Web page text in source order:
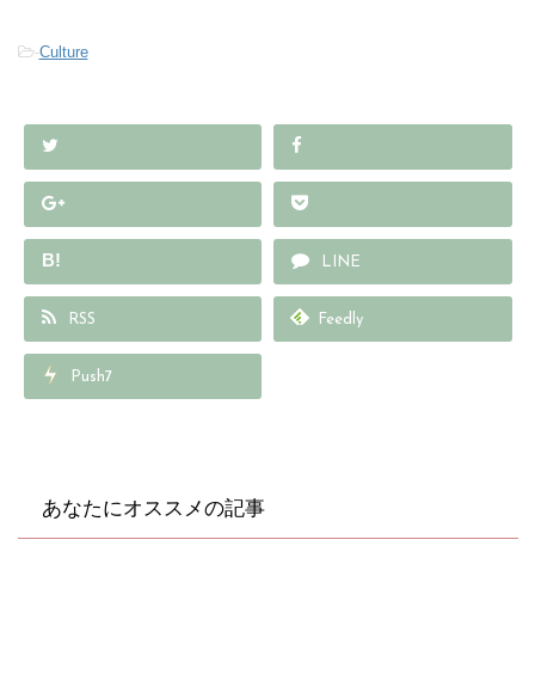
-Culture
B! LINE
RSS Feedly
Push7
あなたにオススメの記事